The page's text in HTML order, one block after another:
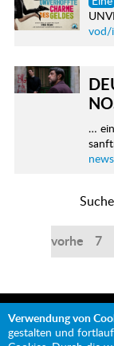
vod/
…
vorherige
7
Verwendung von
gestalten und